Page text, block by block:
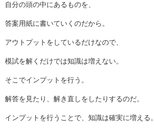
自分の頭の中にあるものを、
答案用紙に書いていくのだから。
アウトプットをしているだけなので、
模試を解くだけでは知識は増えない。
そこでインプットを行う。
解答を見たり、解き直しをしたりするのだ。
インプットを行うことで、知識は確実に増える。